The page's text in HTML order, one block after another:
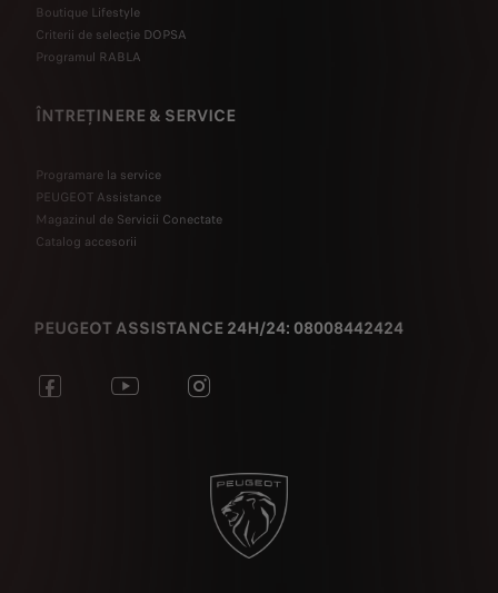
Boutique Lifestyle
Criterii de selecție DOPSA
Programul RABLA
ÎNTREȚINERE & SERVICE
Programare la service
PEUGEOT Assistance
Magazinul de Servicii Conectate
Catalog accesorii
PEUGEOT ASSISTANCE 24H/24: 08008442424